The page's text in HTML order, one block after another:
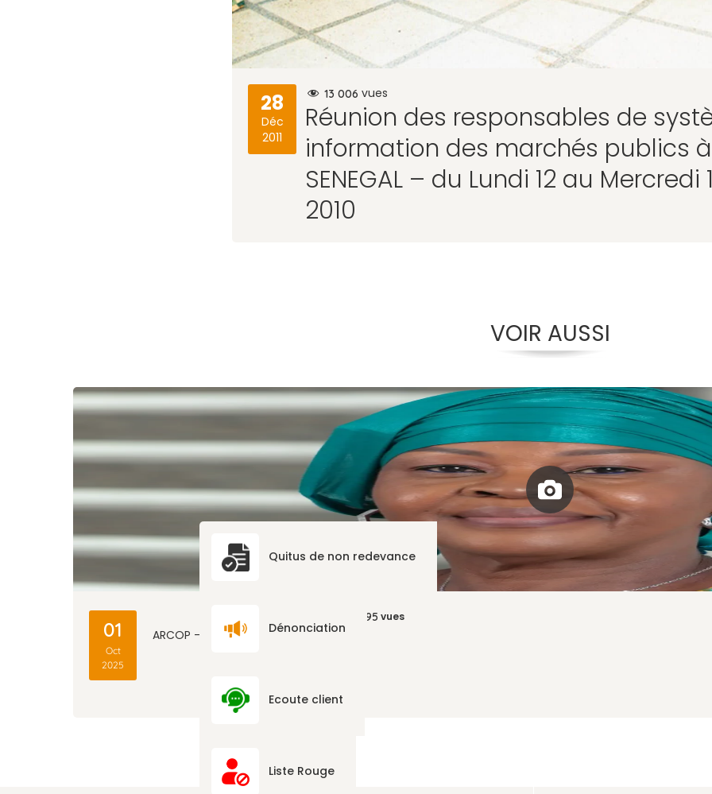
28
Déc
2011
13 006 vues
Réunion des responsables de
information des marchés publics à
SENEGAL – du Lundi 12 au Mercredi
2010
VOIR AUSSI
3 095 vues
ARCOP – LE CONSEIL
01
Oct
2025
Quitus de non redevance
Dénonciation
Ecoute client
Liste Rouge